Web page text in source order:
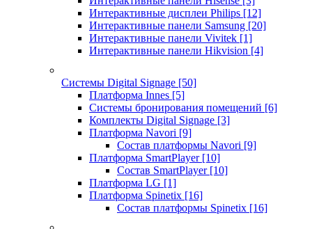
Интерактивные дисплеи Philips [12]
Интерактивные панели Samsung [20]
Интерактивные панели Vivitek [1]
Интерактивные панели Hikvision [4]
Системы Digital Signage [50]
Платформа Innes [5]
Системы бронирования помещений [6]
Комплекты Digital Signage [3]
Платформа Navori [9]
Состав платформы Navori [9]
Платформа SmartPlayer [10]
Состав SmartPlayer [10]
Платформа LG [1]
Платформа Spinetix [16]
Состав платформы Spinetix [16]